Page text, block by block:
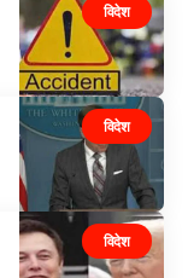
विदेश
विदेश
विदेश